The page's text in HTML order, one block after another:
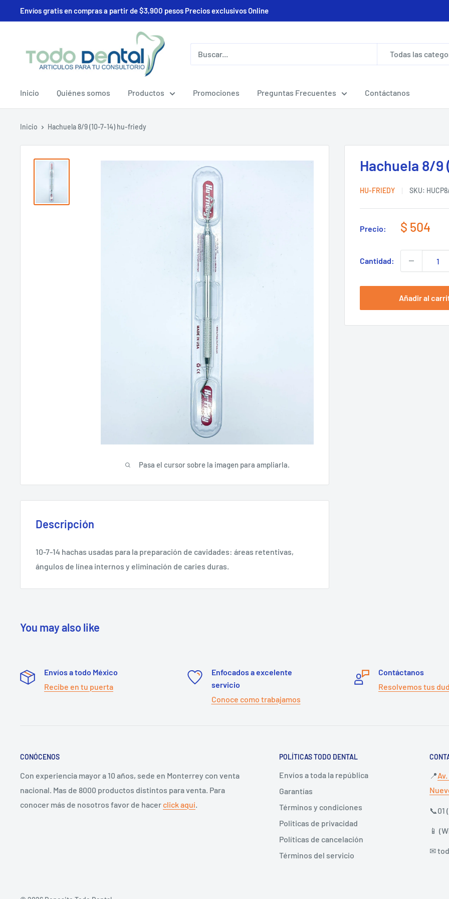
directamente
contenido
Envíos gratis en compras a partir de $3,900 pesos Precios exclusivos Online
Todo
Dental
Todas las
Inicio Quiénes somos Productos Promociones Preguntas Frecuentes Contáctanos
Inicio Hachuela 8/9 (10-7-14) hu-friedy
Pasa el cursor sobre la imagen para ampliarla.
Hachuela 8/9
HU-FRIEDY SKU:
Precio:
Precio
venta
$ 504
Cantidad:
Añadir al
Descripción
10-7-14 hachas usadas para la preparación de cavidades: áreas retentivas,
ángulos de línea internos y eliminación de caries duras.
You may also like
Envíos a todo México
Recibe en tu puerta
Enfocados a excelente
servicio
Conoce como trabajamos
Contáctanos
Resolvemos tus
CONÓCENOS
Con experiencia mayor a 10 años, sede en Monterrey con venta
nacional. Mas de 8000 productos distintos para venta. Para
conocer más de nosotros favor de hacer click aquí.
POLÍTICAS TODO DENTAL
Envíos a toda la república
Garantías
Términos y condiciones
Politicas de privacidad
Políticas de cancelación
Términos del servicio
📍
📞01
📱
✉